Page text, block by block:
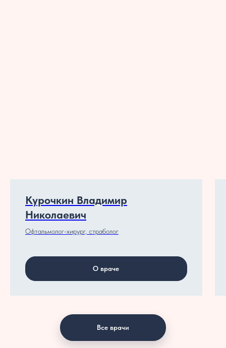
Курочкин Владимир
Николаевич
Офтальмолог-хирург, страболог
О враче
Все врачи